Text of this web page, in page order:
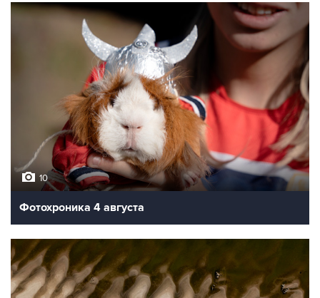
10
Фотохроника 4 августа